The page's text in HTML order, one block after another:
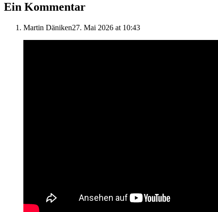
Ein Kommentar
Martin Däniken27. Mai 2026 at 10:43